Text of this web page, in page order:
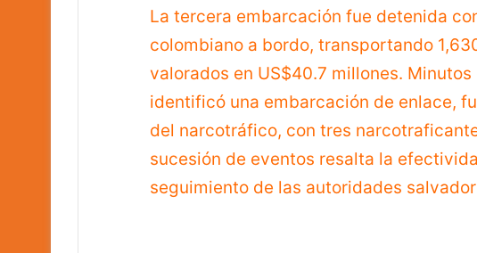
La tercera embarcación fue detenida
colombiano a bordo, transportando
valorados en US$40.7 millones.
identificó una embarcación de enlace,
del narcotráfico, con tres
sucesión de eventos resalta la
seguimiento de las autoridades